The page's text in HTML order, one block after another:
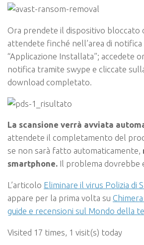
Ora prendete il dispositivo bloccato
attendete finché nell’area di
“Applicazione Installata”; accedete
notifica tramite swype e cliccate
download completato.
La scansione verrà avviata
attendete il completamento del
se non sarà fatto automaticamente,
smartphone. Il problema dovrebbe
L’articolo Eliminare il virus Polizia di
appare per la prima volta su
guide e recensioni sul Mondo della
Visited 17 times, 1 visit(s) today